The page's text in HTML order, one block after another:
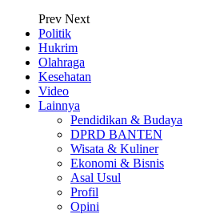
Prev Next
Politik
Hukrim
Olahraga
Kesehatan
Video
Lainnya
Pendidikan & Budaya
DPRD BANTEN
Wisata & Kuliner
Ekonomi & Bisnis
Asal Usul
Profil
Opini